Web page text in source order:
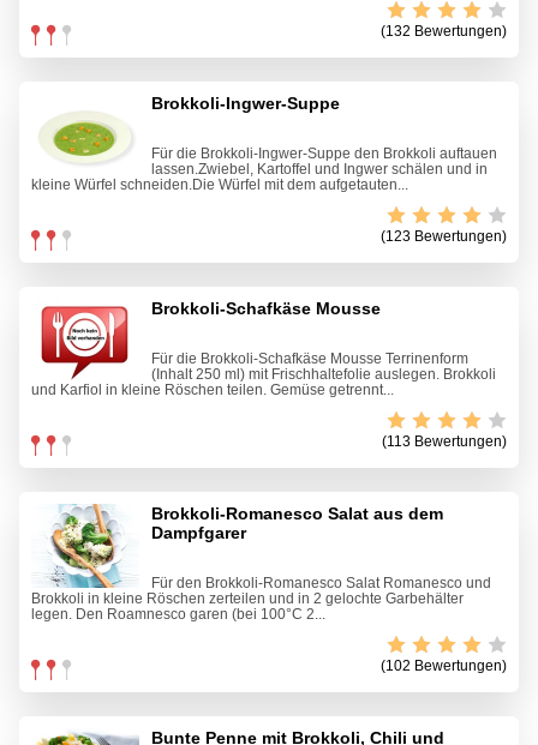
(132 Bewertungen)
Brokkoli-Ingwer-Suppe
Für die Brokkoli-Ingwer-Suppe den Brokkoli auftauen
lassen.Zwiebel, Kartoffel und Ingwer schälen und in
kleine Würfel schneiden.Die Würfel mit dem aufgetauten...
(123 Bewertungen)
Brokkoli-Schafkäse Mousse
Für die Brokkoli-Schafkäse Mousse Terrinenform
(Inhalt 250 ml) mit Frischhaltefolie auslegen. Brokkoli
und Karfiol in kleine Röschen teilen. Gemüse getrennt...
(113 Bewertungen)
Brokkoli-Romanesco Salat aus dem
Dampfgarer
Für den Brokkoli-Romanesco Salat Romanesco und
Brokkoli in kleine Röschen zerteilen und in 2 gelochte Garbehälter
legen. Den Roamnesco garen (bei 100°C 2...
(102 Bewertungen)
Bunte Penne mit Brokkoli, Chili und